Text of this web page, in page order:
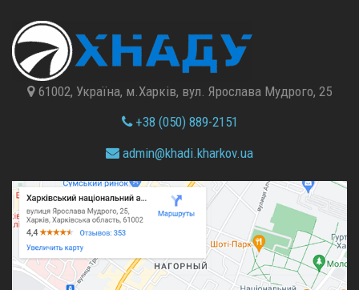
61002, Україна, м.Харків, вул. Ярослава Мудрого, 25
+38 (050) 889-2151
admin@khadi.kharkov.ua